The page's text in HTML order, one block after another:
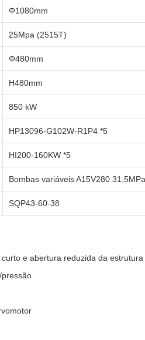
Φ1080mm
25Mpa (2515T)
Φ480mm
H480mm
850 kW
HP13096-G102W-R1P4 *5
HI200-160KW *5
Bombas variáveis ​​A15V280 31,5MPa
SQP43-60-38
e abertura reduzida da estrutura